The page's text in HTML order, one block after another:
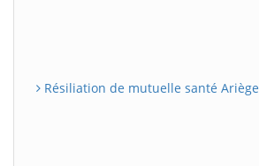
Résiliation de mutuelle santé Ariège